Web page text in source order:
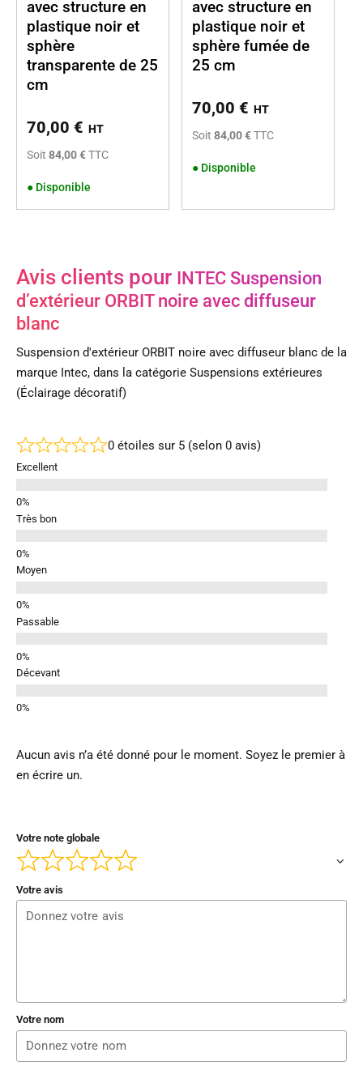
avec structure en
plastique noir et
sphère
transparente de 25
cm
70,00 € HT
Soit 84,00 €TTC
● Disponible
avec structure en
plastique noir et
sphère fumée de
25 cm
70,00 € HT
Soit 84,00 €TTC
● Disponible
Avis clients pour INTEC Suspension
d’extérieur ORBIT noire avec diffuseur
blanc
Suspension d'extérieur ORBIT noire avec diffuseur blanc de la
marque Intec, dans la catégorie Suspensions extérieures
(Éclairage décoratif)
0 étoiles sur 5 (selon 0 avis)
Excellent
Très bon
Moyen
Passable
Décevant
Aucun avis n’a été donné pour le moment. Soyez le premier à
en écrire un.
Votre note globale
Votre avis
Votre nom